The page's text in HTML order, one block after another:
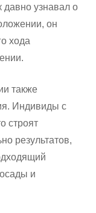
давно узнавал о
он
хода
также
Индивиды с
строят
результатов,
и